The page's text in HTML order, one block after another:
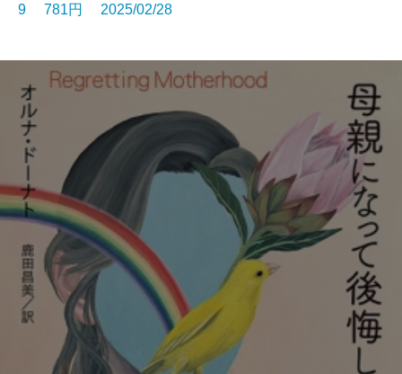
9 781円 2025/02/28